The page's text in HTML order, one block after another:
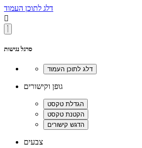
דלג לתוכן העמוד

סרגל נגישות
גופן וקישורים
צבעים